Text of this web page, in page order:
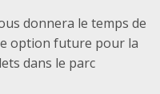
donnera le temps de
option future pour la
dans le parc